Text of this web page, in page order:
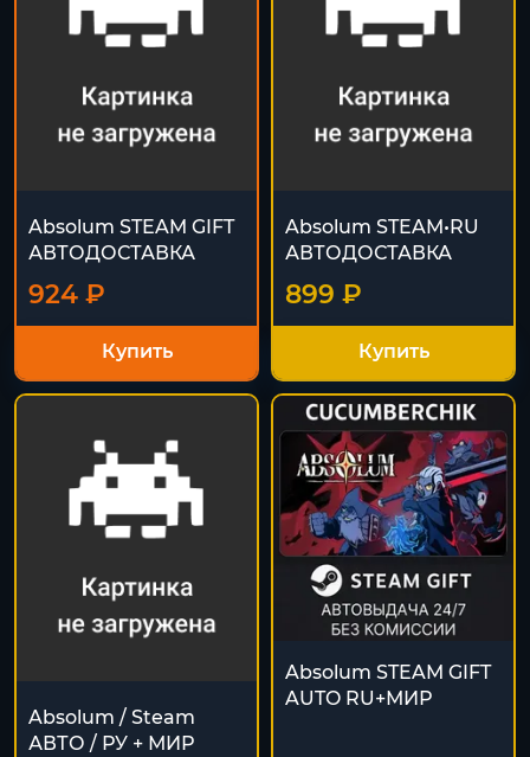
Absolum STEAM GIFT
АВТОДОСТАВКА
924 ₽
Купить
Absolum STEAM•RU
АВТОДОСТАВКА
899 ₽
Купить
Absolum / Steam
АВТО / РУ + МИР
Absolum STEAM GIFT
AUTO RU+МИР